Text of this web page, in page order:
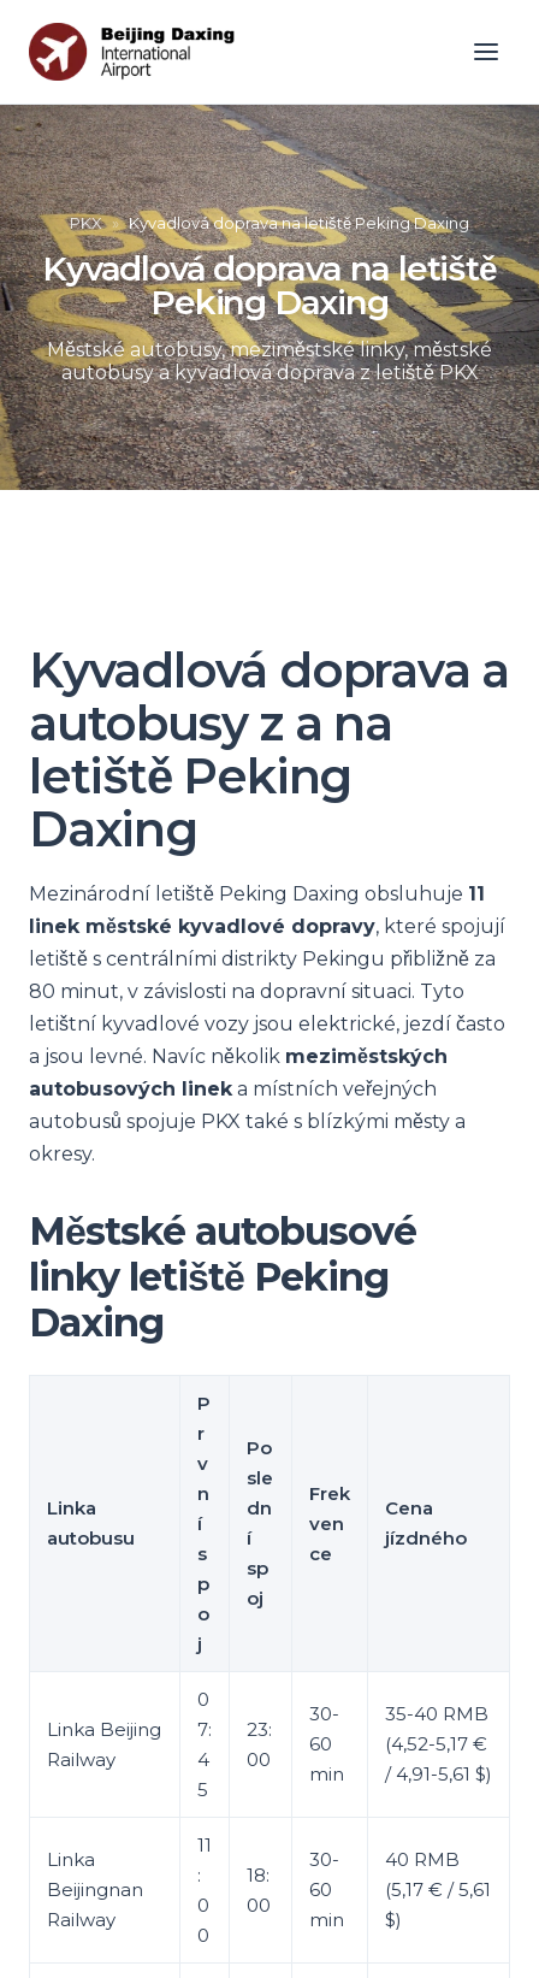
PKX » Kyvadlová doprava na letiště Peking Daxing
Kyvadlová doprava na letiště
Peking Daxing
Městské autobusy, meziměstské linky, městské
autobusy a kyvadlová doprava z letiště PKX
Kyvadlová doprava a
autobusy z a na
letiště Peking
Daxing
Mezinárodní letiště Peking Daxing obsluhuje 11
linek městské kyvadlové dopravy, které spojují
letiště s centrálními distrikty Pekingu přibližně za
80 minut, v závislosti na dopravní situaci. Tyto
letištní kyvadlové vozy jsou elektrické, jezdí často
a jsou levné. Navíc několik meziměstských
autobusových lineka místních veřejných
autobusů spojuje PKX také s blízkými městy a
okresy.
Městské autobusové
linky letiště Peking
Daxing
Linka
autobusu
P
r
v
n
í
s
p
o
j
Po
sle
dn
í
sp
oj
Frek
ven
ce
Cena
jízdného
Linka Beijing
Railway
0
7:
4
5
23:
00
30-
60
min
35-40 RMB
(4,52-5,17 €
/ 4,91-5,61 $)
Linka
Beijingnan
Railway
11
:
0
0
18:
00
30-
60
min
40 RMB
(5,17 € / 5,61
$)